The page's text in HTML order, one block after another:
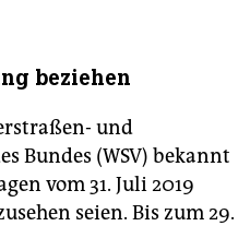
beziehen
und
Bundes (WSV) bekannt
vom 31. Juli 2019
seien. Bis zum 29.